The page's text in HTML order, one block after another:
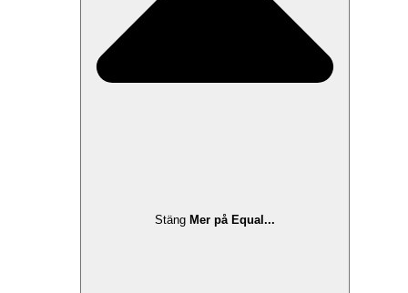
Stäng Mer på Equal...